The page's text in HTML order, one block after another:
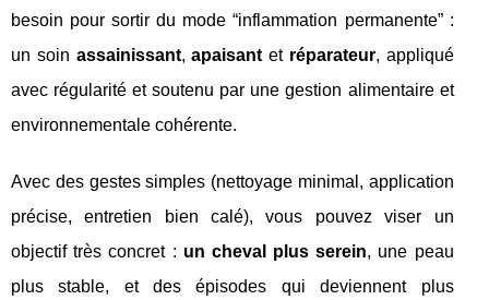
besoin pour sortir du mode “inflammation permanente” :
un soin assainissant,apaisant et réparateur, appliqué
avec régularité et soutenu par une gestion alimentaire et
environnementale cohérente.
Avec des gestes simples (nettoyage minimal, application
précise, entretien bien calé), vous pouvez viser un
objectif très concret : un cheval plus serein, une peau
plus stable, et des épisodes qui deviennent plus